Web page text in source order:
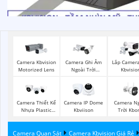
Camera Kbvision
Motorized Lens
Camera Ghi Âm
Ngoài Trời
Lắp
Camera Thiết Kế
Nhựa Plastic
Camera IP Dome
Kbviison
Camera
Trời
Camera Quan Sát Camera Kbvision Giá Rẻ